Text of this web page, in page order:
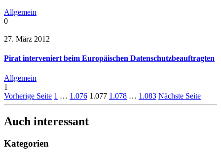
Allgemein
0
27. März 2012
Pirat interveniert beim Europäischen Datenschutzbeauftragten
Allgemein
1
Vorherige Seite 1 … 1.076 1.077 1.078 … 1.083 Nächste Seite
Auch interessant
Kategorien